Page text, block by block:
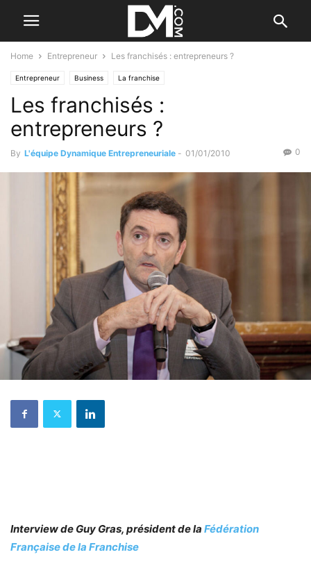
Home Entrepreneur Les franchisés : entrepreneurs ?
Entrepreneur Business La franchise
Les franchisés :
entrepreneurs ?
By L'équipe Dynamique Entrepreneuriale - 01/01/2010 0
Interview de Guy Gras, président de la Fédération
Française de la Franchise